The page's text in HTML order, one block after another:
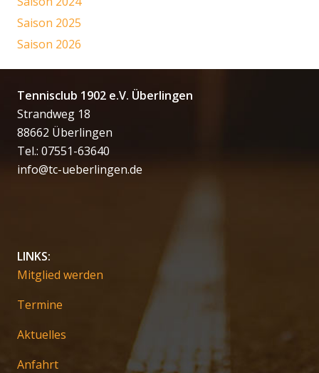
Saison 2025
Saison 2026
Tennisclub 1902 e.V. Überlingen
Strandweg 18
88662 Überlingen
Tel.: 07551-63640
info@tc-ueberlingen.de
LINKS:
Mitglied werden
Termine
Aktuelles
Anfahrt